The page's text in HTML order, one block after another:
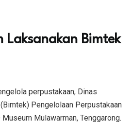
Laksanakan Bimtek
perpustakaan, Dinas
Pengelolaan Perpustakaan
Mulawarman, Tenggarong.